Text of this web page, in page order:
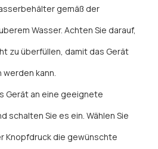
gemäß der
Wasser. Achten Sie darauf,
zu überfüllen, damit das Gerät
kann.
Gerät an eine geeignete
schalten Sie es ein. Wählen Sie
Knopfdruck die gewünschte